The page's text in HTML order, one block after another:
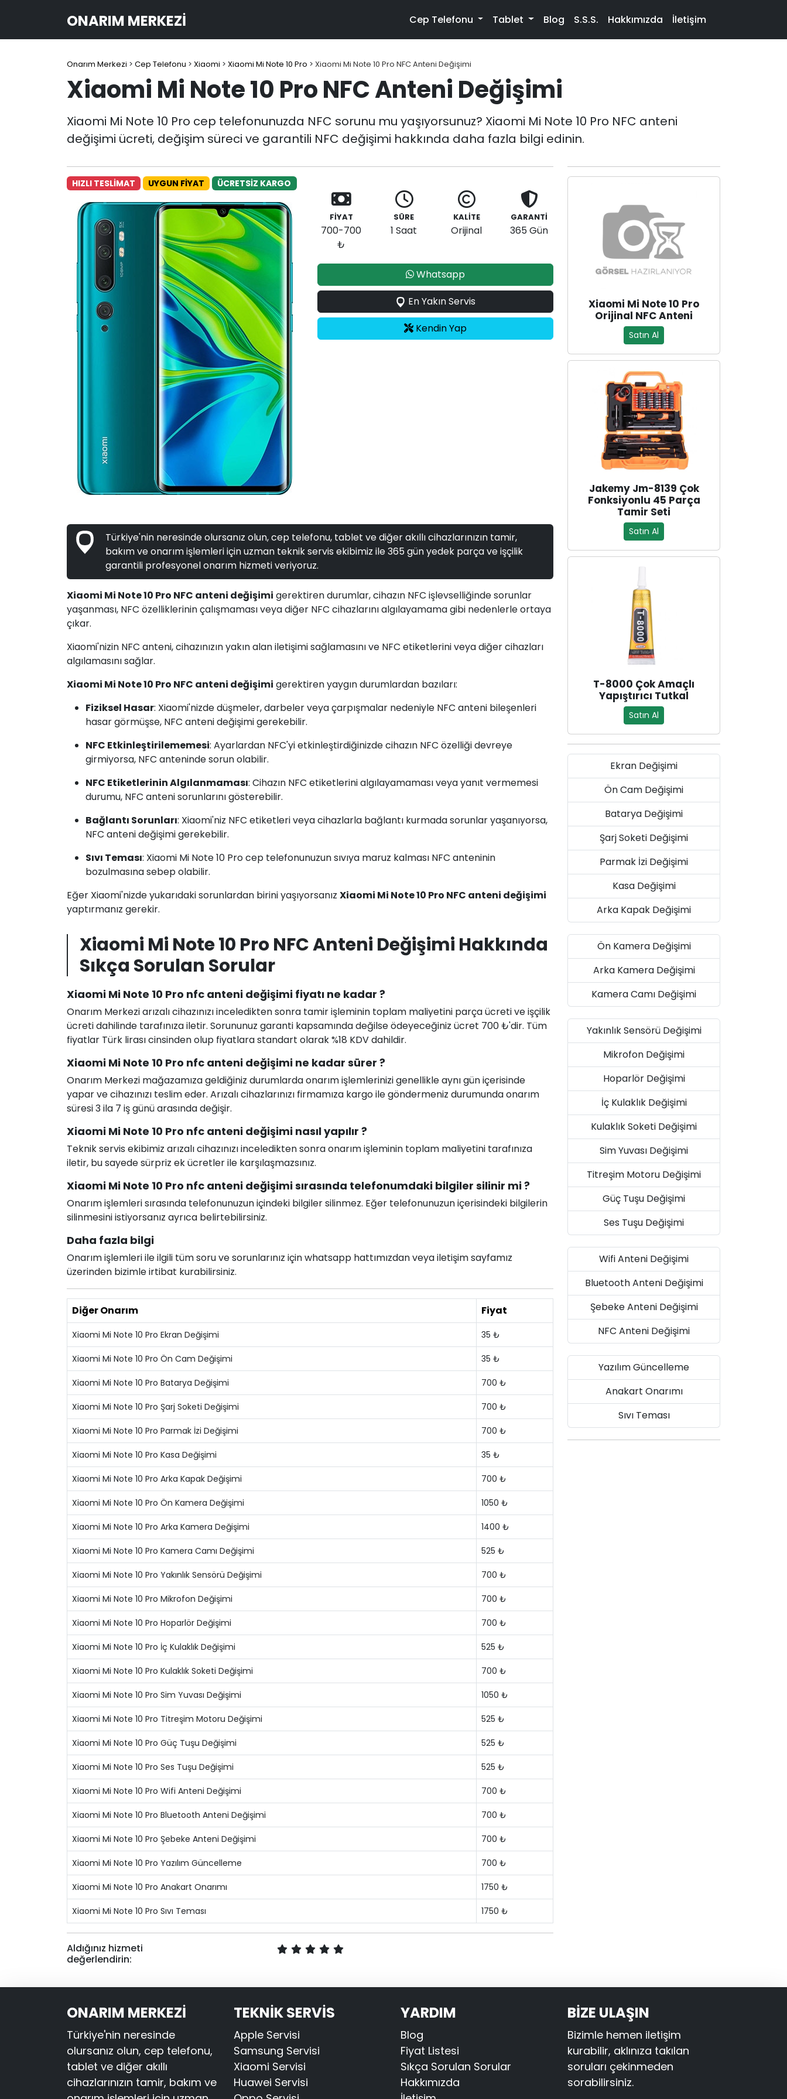
ONARIM MERKEZI Cep Telefonu Tablet Blog S.S.S. Hakkımızda İletişim
Onarım Merkezi > Cep Telefonu > Xiaomi > Xiaomi Mi Note 10 Pro > Xiaomi Mi Note 10 Pro NFC Anteni Değişimi
Xiaomi Mi Note 10 Pro NFC Anteni Değişimi
Xiaomi Mi Note 10 Pro cep telefonunuzda NFC sorunu mu yaşıyorsunuz? Xiaomi Mi Note 10 Pro NFC anteni
değişimi ücreti, değişim süreci ve garantili NFC değişimi hakkında daha fazla bilgi edinin.
HIZLI TESLİMAT UYGUN FİYAT ÜCRETSİZ KARGO
FİYAT
700-700
₺
SÜRE
1 Saat
KALİTE
Orijinal
GARANTİ
365 Gün
Whatsapp
En Yakın Servis
Kendin Yap
Türkiye'nin neresinde olursanız olun, cep telefonu, tablet ve diğer akıllı cihazlarınızın tamir,
bakım ve onarım işlemleri için uzman teknik servis ekibimiz ile 365 gün yedek parça ve işçilik
garantili profesyonel onarım hizmeti veriyoruz.
Xiaomi Mi Note 10 Pro NFC anteni değişimi gerektiren durumlar, cihazın NFC işlevselliğinde sorunlar
yaşanması, NFC özelliklerinin çalışmaması veya diğer NFC cihazlarını algılayamama gibi nedenlerle ortaya
çıkar.
Xiaomi'nizin NFC anteni, cihazınızın yakın alan iletişimi sağlamasını ve NFC etiketlerini veya diğer cihazları
algılamasını sağlar.
Xiaomi Mi Note 10 Pro NFC anteni değişimi gerektiren yaygın durumlardan bazıları:
Fiziksel Hasar: Xiaomi'nizde düşmeler, darbeler veya çarpışmalar nedeniyle NFC anteni bileşenleri
hasar görmüşse, NFC anteni değişimi gerekebilir.
NFC Etkinleştirilememesi: Ayarlardan NFC'yi etkinleştirdiğinizde cihazın NFC özelliği devreye
girmiyorsa, NFC anteninde sorun olabilir.
NFC Etiketlerinin Algılanmaması: Cihazın NFC etiketlerini algılayamaması veya yanıt vermemesi
durumu, NFC anteni sorunlarını gösterebilir.
Bağlantı Sorunları: Xiaomi'niz NFC etiketleri veya cihazlarla bağlantı kurmada sorunlar yaşanıyorsa,
NFC anteni değişimi gerekebilir.
Sıvı Teması: Xiaomi Mi Note 10 Pro cep telefonunuzun sıvıya maruz kalması NFC anteninin
bozulmasına sebep olabilir.
Eğer Xiaomi'nizde yukarıdaki sorunlardan birini yaşıyorsanız Xiaomi Mi Note 10 Pro NFC anteni değişimi
yaptırmanız gerekir.
Xiaomi Mi Note 10 Pro NFC Anteni Değişimi Hakkında
Sıkça Sorulan Sorular
Xiaomi Mi Note 10 Pro nfc anteni değişimi fiyatı ne kadar ?
Onarım Merkezi arızalı cihazınızı inceledikten sonra tamir işleminin toplam maliyetini parça ücreti ve işçilik
ücreti dahilinde tarafınıza iletir. Sorununuz garanti kapsamında değilse ödeyeceğiniz ücret 700 ₺'dir. Tüm
fiyatlar Türk lirası cinsinden olup fiyatlara standart olarak %18 KDV dahildir.
Xiaomi Mi Note 10 Pro nfc anteni değişimi ne kadar sürer ?
Onarım Merkezi mağazamıza geldiğiniz durumlarda onarım işlemlerinizi genellikle aynı gün içerisinde
yapar ve cihazınızı teslim eder. Arızalı cihazlarınızı firmamıza kargo ile göndermeniz durumunda onarım
süresi 3 ila 7 iş günü arasında değişir.
Xiaomi Mi Note 10 Pro nfc anteni değişimi nasıl yapılır ?
Teknik servis ekibimiz arızalı cihazınızı inceledikten sonra onarım işleminin toplam maliyetini tarafınıza
iletir, bu sayede sürpriz ek ücretler ile karşılaşmazsınız.
Xiaomi Mi Note 10 Pro nfc anteni değişimi sırasında telefonumdaki bilgiler silinir mi ?
Onarım işlemleri sırasında telefonunuzun içindeki bilgiler silinmez. Eğer telefonunuzun içerisindeki bilgilerin
silinmesini istiyorsanız ayrıca belirtebilirsiniz.
Daha fazla bilgi
Onarım işlemleri ile ilgili tüm soru ve sorunlarınız için whatsapp hattımızdan veya iletişim sayfamız
üzerinden bizimle irtibat kurabilirsiniz.
Diğer Onarım Fiyat
Xiaomi Mi Note 10 Pro Ekran Değişimi 35 ₺
Xiaomi Mi Note 10 Pro Ön Cam Değişimi 35 ₺
Xiaomi Mi Note 10 Pro Batarya Değişimi 700 ₺
Xiaomi Mi Note 10 Pro Şarj Soketi Değişimi 700 ₺
Xiaomi Mi Note 10 Pro Parmak İzi Değişimi 700 ₺
Xiaomi Mi Note 10 Pro Kasa Değişimi 35 ₺
Xiaomi Mi Note 10 Pro Arka Kapak Değişimi 700 ₺
Xiaomi Mi Note 10 Pro Ön Kamera Değişimi 1050 ₺
Xiaomi Mi Note 10 Pro Arka Kamera Değişimi 1400 ₺
Xiaomi Mi Note 10 Pro Kamera Camı Değişimi 525 ₺
Xiaomi Mi Note 10 Pro Yakınlık Sensörü Değişimi 700 ₺
Xiaomi Mi Note 10 Pro Mikrofon Değişimi 700 ₺
Xiaomi Mi Note 10 Pro Hoparlör Değişimi 700 ₺
Xiaomi Mi Note 10 Pro İç Kulaklık Değişimi 525 ₺
Xiaomi Mi Note 10 Pro Kulaklık Soketi Değişimi 700 ₺
Xiaomi Mi Note 10 Pro Sim Yuvası Değişimi 1050 ₺
Xiaomi Mi Note 10 Pro Titreşim Motoru Değişimi 525 ₺
Xiaomi Mi Note 10 Pro Güç Tuşu Değişimi 525 ₺
Xiaomi Mi Note 10 Pro Ses Tuşu Değişimi 525 ₺
Xiaomi Mi Note 10 Pro Wifi Anteni Değişimi 700 ₺
Xiaomi Mi Note 10 Pro Bluetooth Anteni Değişimi 700 ₺
Xiaomi Mi Note 10 Pro Şebeke Anteni Değişimi 700 ₺
Xiaomi Mi Note 10 Pro Yazılım Güncelleme 700 ₺
Xiaomi Mi Note 10 Pro Anakart Onarımı 1750 ₺
Xiaomi Mi Note 10 Pro Sıvı Teması 1750 ₺
Aldığınız hizmeti
değerlendirin:
Xiaomi Mi Note 10 Pro
Orijinal NFC Anteni
Satın Al
Jakemy Jm-8139 Çok
Fonksiyonlu 45 Parça
Tamir Seti
Satın Al
T-8000 Çok Amaçlı
Yapıştırıcı Tutkal
Satın Al
Ekran Değişimi
Ön Cam Değişimi
Batarya Değişimi
Şarj Soketi Değişimi
Parmak İzi Değişimi
Kasa Değişimi
Arka Kapak Değişimi
Ön Kamera Değişimi
Arka Kamera Değişimi
Kamera Camı Değişimi
Yakınlık Sensörü Değişimi
Mikrofon Değişimi
Hoparlör Değişimi
İç Kulaklık Değişimi
Kulaklık Soketi Değişimi
Sim Yuvası Değişimi
Titreşim Motoru Değişimi
Güç Tuşu Değişimi
Ses Tuşu Değişimi
Wifi Anteni Değişimi
Bluetooth Anteni Değişimi
Şebeke Anteni Değişimi
NFC Anteni Değişimi
Yazılım Güncelleme
Anakart Onarımı
Sıvı Teması
ONARIM MERKEZİ
Türkiye'nin neresinde
olursanız olun, cep telefonu,
tablet ve diğer akıllı
cihazlarınızın tamir, bakım ve
TEKNİK SERVİS
Apple Servisi
Samsung Servisi
Xiaomi Servisi
Huawei Servisi
YARDIM
Blog
Fiyat Listesi
Sıkça Sorulan Sorular
Hakkımızda
BİZE ULAŞIN
Bizimle hemen iletişim
kurabilir, aklınıza takılan
soruları çekinmeden
sorabilirsiniz.